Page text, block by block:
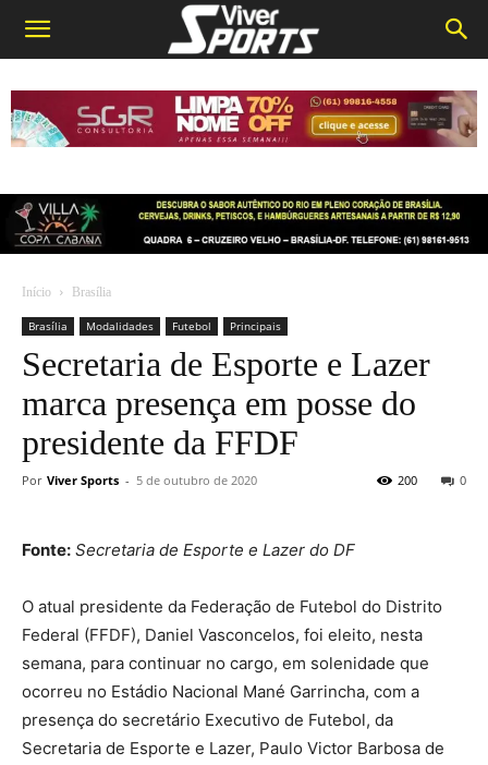
Início Brasília
Brasília Modalidades Futebol Principais
Secretaria de Esporte e Lazer
marca presença em posse do
presidente da FFDF
Por Viver Sports - 5 de outubro de 2020 0
200
Fonte: Secretaria de Esporte e Lazer do DF
O atual presidente da Federação de Futebol do Distrito
Federal (FFDF), Daniel Vasconcelos, foi eleito, nesta
semana, para continuar no cargo, em solenidade que
ocorreu no Estádio Nacional Mané Garrincha, com a
presença do secretário Executivo de Futebol, da
Secretaria de Esporte e Lazer, Paulo Victor Barbosa de